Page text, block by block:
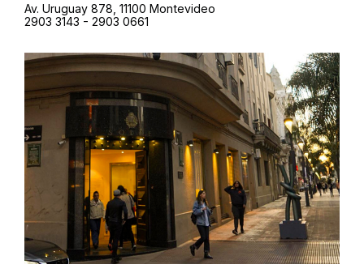
Av. Uruguay 878, 11100 Montevideo
2903 3143 - 2903 0661